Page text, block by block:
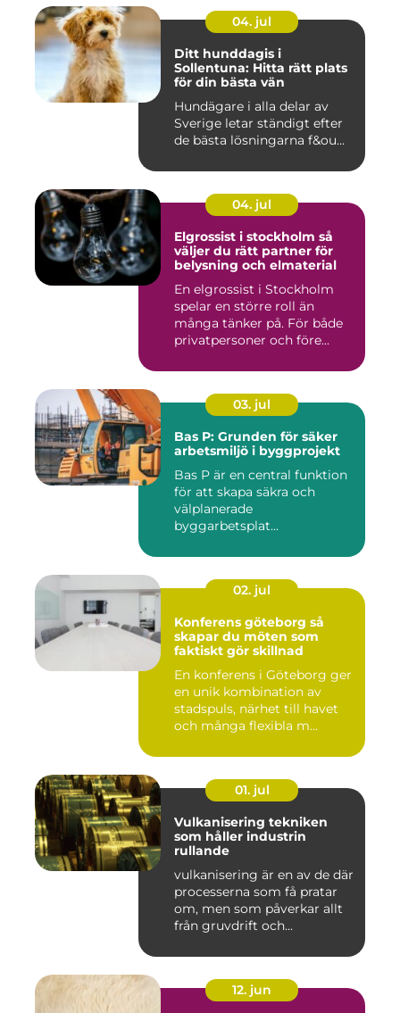
04. jul
Ditt hunddagis i
Sollentuna: Hitta rätt plats
för din bästa vän
Hundägare i alla delar av
Sverige letar ständigt efter
de bästa lösningarna f&ou...
04. jul
Elgrossist i stockholm så
väljer du rätt partner för
belysning och elmaterial
En elgrossist i Stockholm
spelar en större roll än
många tänker på. För både
privatpersoner och före...
03. jul
Bas P: Grunden för säker
arbetsmiljö i byggprojekt
Bas P är en central funktion
för att skapa säkra och
välplanerade
byggarbetsplat...
02. jul
Konferens göteborg så
skapar du möten som
faktiskt gör skillnad
En konferens i Göteborg ger
en unik kombination av
stadspuls, närhet till havet
och många flexibla m...
01. jul
Vulkanisering tekniken
som håller industrin
rullande
vulkanisering är en av de där
processerna som få pratar
om, men som påverkar allt
från gruvdrift och...
12. jun